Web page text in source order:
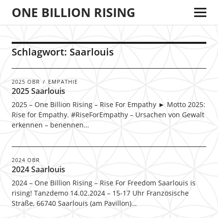
ONE BILLION RISING
Schlagwort: Saarlouis
2025 OBR EMPATHIE
2025 Saarlouis
2025 – One Billion Rising – Rise For Empathy ► Motto 2025:
Rise for Empathy. #RiseForEmpathy – Ursachen von Gewalt
erkennen – benennen…
2024 OBR
2024 Saarlouis
2024 – One Billion Rising – Rise For Freedom Saarlouis is
rising! Tanzdemo 14.02.2024 – 15-17 Uhr Französische
Straße, 66740 Saarlouis (am Pavillon)…